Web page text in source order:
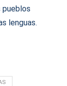
pueblos
lenguas.